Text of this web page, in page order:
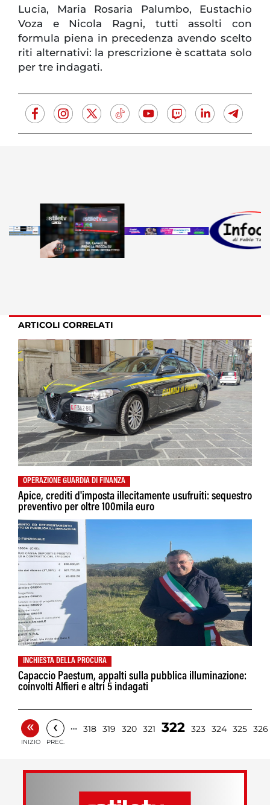
Lucia, Maria Rosaria Palumbo, Eustachio
Voza e Nicola Ragni, tutti assolti con
formula piena in precedenza avendo scelto
riti alternativi: la prescrizione è scattata solo
per tre indagati.
ARTICOLI CORRELATI
OPERAZIONE GUARDIA DI FINANZA
Apice, crediti d'imposta illecitamente usufruiti: sequestro
preventivo per oltre 100mila euro
INCHIESTA DELLA PROCURA
Capaccio Paestum, appalti sulla pubblica illuminazione:
coinvolti Alfieri e altri 5 indagati
«
INIZIO
‹
PREC.
… 318 319 320 321 322 323 324 325 326